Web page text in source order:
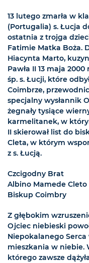
13 lutego zmarła w
(Portugalia) s. Łucja
ostatnia z trojga
Fatimie Matka Boża.
Hiacynta Marto,
Pawła II 13 maja
śp. s. Łucji, które
Coimbrze,
specjalny wysłannik
żegnały tysiące
karmelitanek, w
II skierował list do
Cleta, w którym
z s. Łucją.
Czcigodny Brat
Albino Mamede Cleto
Biskup Coimbry
Z głębokim
Ojciec niebieski
Niepokalanego
mieszkania w niebie.
którego zawsze